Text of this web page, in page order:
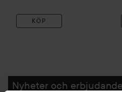
KÖP
Nyheter och